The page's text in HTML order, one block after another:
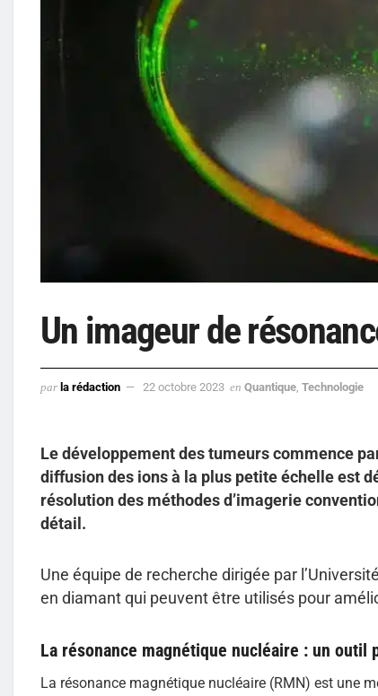
Un imageur de
par la rédaction 22 octobre 2023 en Quantique Technologie
Le développement des tumeurs commence
diffusion des ions à la plus petite échelle est
résolution des méthodes d’imagerie
détail.
Une équipe de recherche dirigée par
en diamant qui peuvent être utilisés pour
La résonance magnétique nucléaire : un outil
La résonance magnétique nucléaire (RMN) est une